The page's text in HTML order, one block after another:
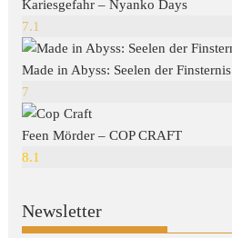
Kariesgefahr – Nyanko Days
7.1
Made in Abyss: Seelen der Finsternis
7
Feen Mörder – COP CRAFT
8.1
Newsletter